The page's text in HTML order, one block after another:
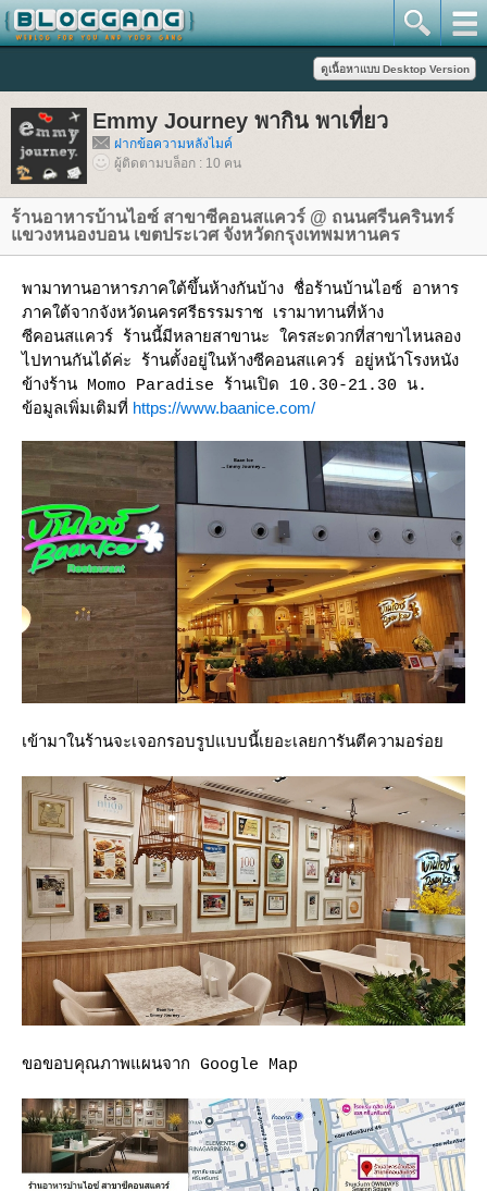
Emmy Journey พากิน พาเที่ยว
ฝากข้อความหลังไมค์
ผู้ติดตามบล็อก : 10 คน
ร้านอาหารบ้านไอซ์ สาขาซีคอนสแควร์ @ ถนนศรีนครินทร์
ขวงหนองบอน เขตประเวศ จังหวัดกรุงเทพมหานคร
พามาทานอาหารภาคใต้ขึ้นห้างกันบ้าง ชื่อร้านบ้านไอซ์ อาหาร
ภาคใต้จากจังหวัดนครศรีธรรมราช เรามาทานที่ห้าง
ซีคอนสแควร์ ร้านนี้มีหลายสาขานะ ใครสะดวกที่สาขาไหนลอง
ไปทานกันได้ค่ะ ร้านตั้งอยู่ในห้างซีคอนสแควร์ อยู่หน้าโรงหนัง
ข้างร้าน Momo Paradise ร้านเปิด 10.30-21.30 น.
ข้อมูลเพิ่มเติมที่ https://www.baanice.com/
เข้ามาในร้านจะเจอกรอบรูปแบบนี้เยอะเลยการันตีความอร่อ
ขอขอบคุณภาพแผนจาก Google Map